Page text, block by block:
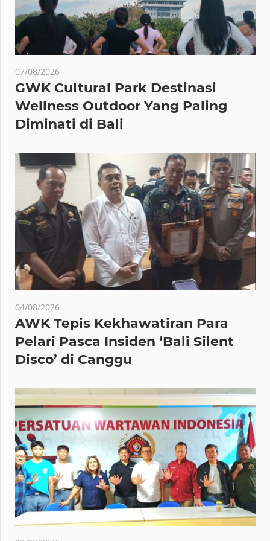
07/08/2026
GWK Cultural Park Destinasi
Wellness Outdoor Yang Paling
Diminati di Bali
04/08/2026
AWK Tepis Kekhawatiran Para
Pelari Pasca Insiden ‘Bali Silent
Disco’ di Canggu